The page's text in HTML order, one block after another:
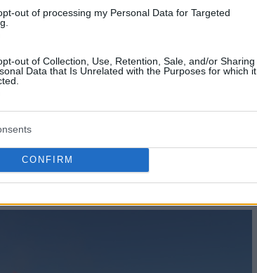
out of processing my Personal Data for Targeted
out of Collection, Use, Retention, Sale, and/or Sharing
Data that Is Unrelated with the Purposes for which it
CONFIRM